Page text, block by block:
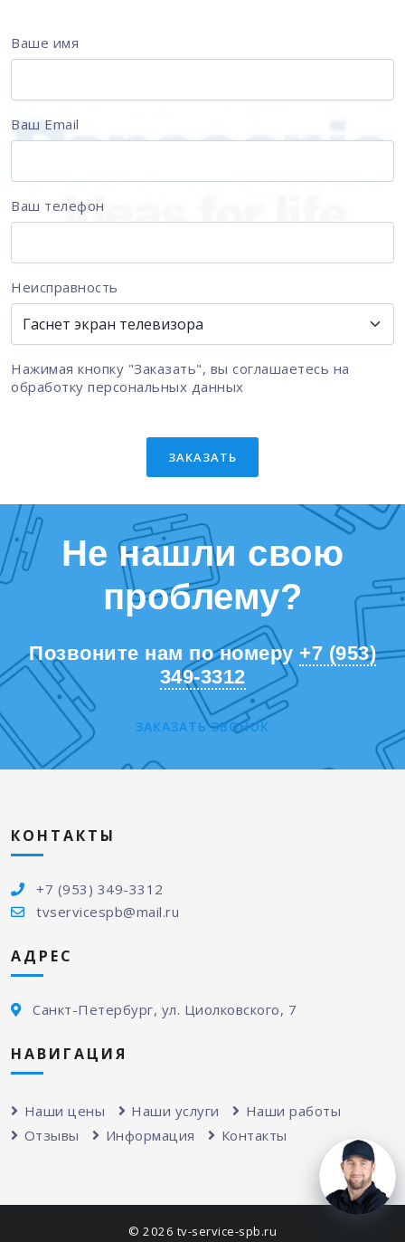
Ваше имя
Ваш Email
Ваш телефон
Неисправность
Нажимая кнопку "Заказать", вы соглашаетесь на
обработку персональных данных
ЗАКАЗАТЬ
Не нашли свою
проблему?
Позвоните нам по номеру +7 (953)
349-3312
ЗАКАЗАТЬ ЗВОНОК
КОНТАКТЫ
+7 (953) 349-3312
tvservicespb@mail.ru
АДРЕС
Санкт-Петербург, ул. Циолковского, 7
НАВИГАЦИЯ
Наши цены Наши услуги
Наши работы
Отзывы
Информация Контакты
© 2026 tv-service-spb.ru